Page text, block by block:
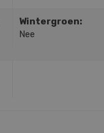
Wintergroen:
Nee